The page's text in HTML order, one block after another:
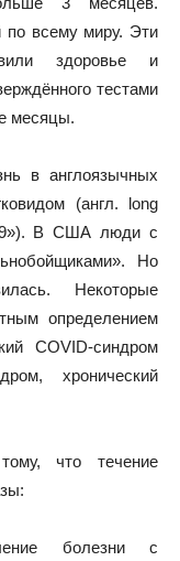
всему миру. Эти
здоровье и
тестами
месяцы.
в англоязычных
(англ. long
В США люди с
». Но
Некоторые
определением
COVID‑синдром
хронический
что течение
болезни с